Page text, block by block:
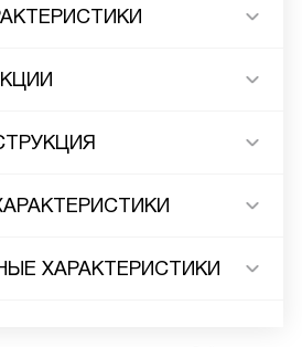
ХАРАКТЕРИСТИКИ